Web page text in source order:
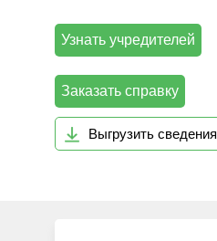
Узнать учредителей
Заказать справку
Выгрузить сведения